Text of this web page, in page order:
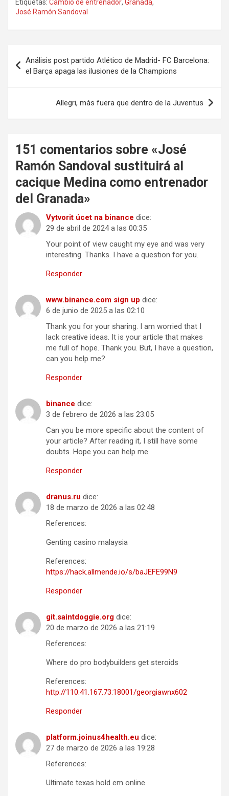
Etiquetas: Cambio de entrenador, Granada,
José Ramón Sandoval
de
entradas
Análisis post partido Atlético de Madrid- FC Barcelona:
el Barça apaga las ilusiones de la Champions
Allegri, más fuera que dentro de la Juventus
151 comentarios sobre «José
Ramón Sandoval sustituirá al
cacique Medina como entrenador
del Granada»
Vytvorit úcet na binance dice:
29 de abril de 2024 a las 00:35
Your point of view caught my eye and was very
interesting. Thanks. I have a question for you.
Responder
www.binance.com sign up dice:
6 de junio de 2025 a las 02:10
Thank you for your sharing. I am worried that I
lack creative ideas. It is your article that makes
me full of hope. Thank you. But, I have a question,
can you help me?
Responder
binance dice:
3 de febrero de 2026 a las 23:05
Can you be more specific about the content of
your article? After reading it, I still have some
doubts. Hope you can help me.
Responder
dranus.ru dice:
18 de marzo de 2026 a las 02:48
References:
Genting casino malaysia
References:
https://hack.allmende.io/s/baJEFE99N9
Responder
git.saintdoggie.org dice:
20 de marzo de 2026 a las 21:19
References:
Where do pro bodybuilders get steroids
References:
http://110.41.167.73:18001/georgiawnx602
Responder
platform.joinus4health.eu dice:
27 de marzo de 2026 a las 19:28
References:
Ultimate texas hold em online